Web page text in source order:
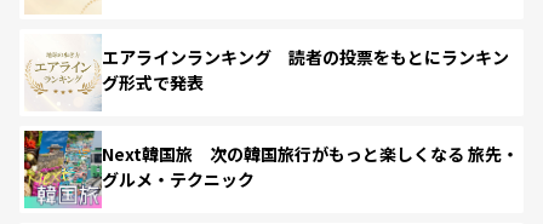
エアラインランキング 読者の投票をもとにランキン
グ形式で発表
Next韓国旅 次の韓国旅行がもっと楽しくなる 旅先・
グルメ・テクニック